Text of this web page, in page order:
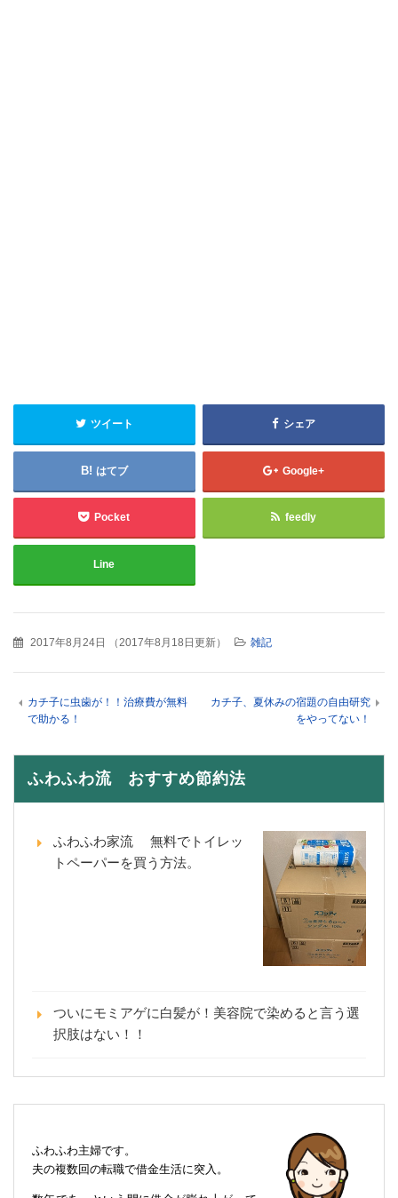
ツイート シェア
はてブ Google+
Pocket feedly
Line
2017年8月24日 （2017年8月18日更新） 雑記
カチ子に虫歯が！！治療費が無料
で助かる！
カチ子、夏休みの宿題の自由研究
をやってない！
ふわふわ流 おすすめ節約法
ふわふわ家流 無料でトイレッ
トペーパーを買う方法。
ついにモミアゲに白髪が！美容院で染めると言う選
択肢はない！！
ふわふわ主婦です。
夫の複数回の転職で借金生活に突入。